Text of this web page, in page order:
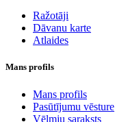
Ražotāji
Dāvanu karte
Atlaides
Mans profils
Mans profils
Pasūtījumu vēsture
Vēlmju saraksts